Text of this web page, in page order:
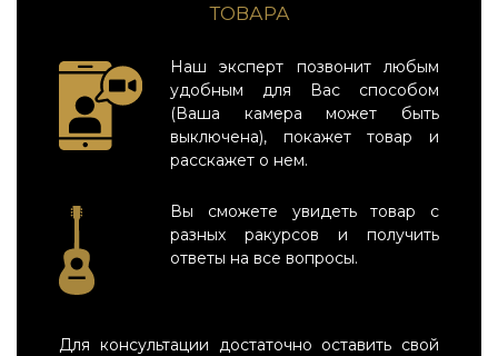
ТОВАРА
Наш эксперт позвонит любым
удобным для Вас способом
(Ваша камера может быть
выключена), покажет товар и
расскажет о нем.
Вы сможете увидеть товар с
разных ракурсов и получить
ответы на все вопросы.
Для консультации достаточно оставить свой